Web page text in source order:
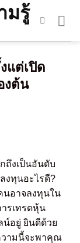
แต่เปิด
งต้น
ถึงเป็นอันดับ
งทุนอะไรดี?
นอาจลงทุนใน
รเทรดหุ้น
น์อยู่ ยินดีด้วย
วามนี้จะพาคุณ